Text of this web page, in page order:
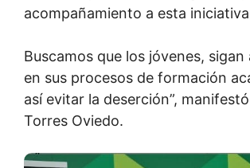
acompañamiento a esta
Buscamos que los jóvenes, sigan
en sus procesos de formación
así evitar la deserción”,
Torres Oviedo.